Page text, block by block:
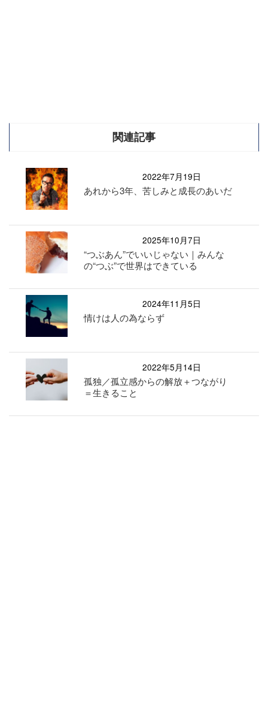
関連記事
2022年7月19日
あれから3年、苦しみと成長のあいだ
2025年10月7日
“つぶあん”でいいじゃない｜みんな
の“つぶ”で世界はできている
2024年11月5日
情けは人の為ならず
2022年5月14日
孤独／孤立感からの解放＋つながり
＝生きること